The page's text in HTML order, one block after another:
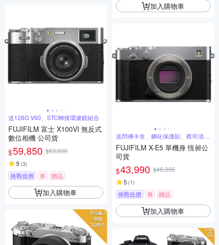
送128G V60、STC轉接環濾鏡組合
FUJIFILM 富士 X100VI 無反式
數位相機 公司貨
$59,850 $63,000
5 (3)
挑戰低價 券 贈品
加入購物車
加入購物車
送閃傳卡盒、鋼化保護貼、蔡司清潔
噴霧組
FUJIFILM X-E5 單機身 恆昶公
司貨
$43,990 $46,305
5 (1)
挑戰低價 券 贈品
加入購物車